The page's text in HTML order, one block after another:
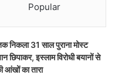
Popular
निकला 31 साल पुराना मोस्ट
छिपाकर, इस्लाम विरोधी बयानों से
आंखों का तारा